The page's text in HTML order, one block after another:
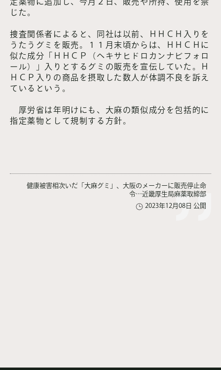
定薬物に追加し、今月２日、販売や所持、使用を禁
じた。
捜査関係者によると、同社は以前、ＨＨＣＨ入りを
うたうグミを販売。１１月末頃からは、ＨＨＣＨに
似た成分「ＨＨＣＰ（ヘキサヒドロカンナビフォロ
ール）」入りとするグミの販売を宣伝していた。Ｈ
ＨＣＰ入りの商品を摂取した数人が体調不良を訴え
ているという。
厚労省は年明けにも、大麻の類似成分を包括的に
指定薬物として規制する方針。
健康被害相次いだ「大麻グミ」、大阪のメーカーに販売停止命
令…近畿厚生局麻薬取締部
2023年12月08日 公開